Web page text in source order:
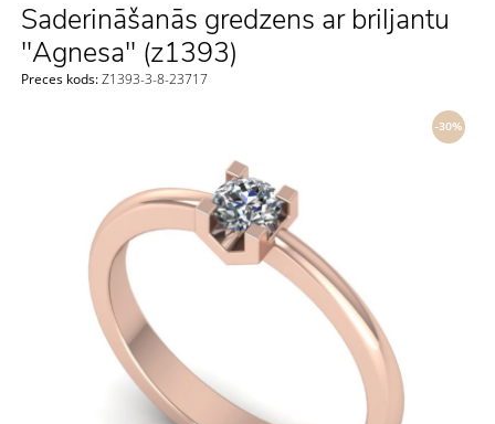
Saderināšanās gredzens ar briljantu
"Agnesa" (z1393)
Preces kods:Z1393-3-8-23717
-30%